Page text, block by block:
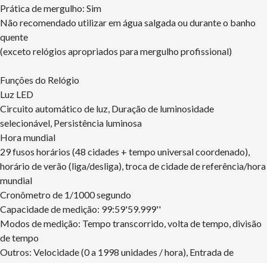
Prática de mergulho: Sim
Não recomendado utilizar em água salgada ou durante o banho
quente
(exceto relógios apropriados para mergulho profissional)
Funções do Relógio
Luz LED
Circuito automático de luz, Duração de luminosidade
selecionável, Persistência luminosa
Hora mundial
29 fusos horários (48 cidades + tempo universal coordenado),
horário de verão (liga/desliga), troca de cidade de referência/hora
mundial
Cronômetro de 1/1000 segundo
Capacidade de medição: 99:59'59.999''
Modos de medição: Tempo transcorrido, volta de tempo, divisão
de tempo
Outros: Velocidade (0 a 1998 unidades / hora), Entrada de